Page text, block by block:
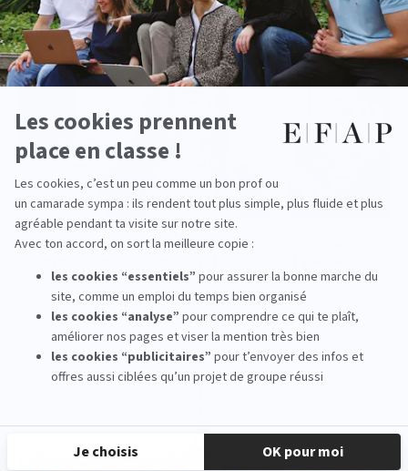
Quels métiers sont accessibles après une
lire la suite